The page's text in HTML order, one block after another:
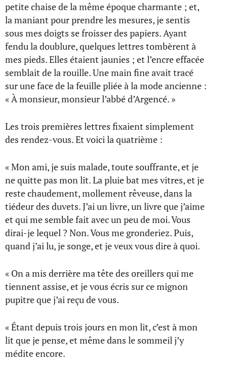
petite chaise de la même époque charmante ; et,
la maniant pour prendre les mesures, je sentis
sous mes doigts se froisser des papiers. Ayant
fendu la doublure, quelques lettres tombèrent à
mes pieds. Elles étaient jaunies ; et l’encre effacée
semblait de la rouille. Une main fine avait tracé
sur une face de la feuille pliée à la mode ancienne :
« À monsieur, monsieur l’abbé d’Argencé. »
Les trois premières lettres fixaient simplement
des rendez-vous. Et voici la quatrième :
« Mon ami, je suis malade, toute souffrante, et je
ne quitte pas mon lit. La pluie bat mes vitres, et je
reste chaudement, mollement rêveuse, dans la
tiédeur des duvets. J’ai un livre, un livre que j’aime
et qui me semble fait avec un peu de moi. Vous
dirai-je lequel ? Non. Vous me gronderiez. Puis,
quand j’ai lu, je songe, et je veux vous dire à quoi.
« On a mis derrière ma tête des oreillers qui me
tiennent assise, et je vous écris sur ce mignon
pupitre que j’ai reçu de vous.
« Étant depuis trois jours en mon lit, c’est à mon
lit que je pense, et même dans le sommeil j’y
médite encore.